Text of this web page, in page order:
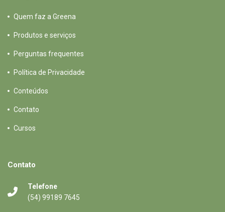
Quem faz a Greena
Produtos e serviços
Perguntas frequentes
Política de Privacidade
Conteúdos
Contato
Cursos
Contato
Telefone
(54) 99189 7645